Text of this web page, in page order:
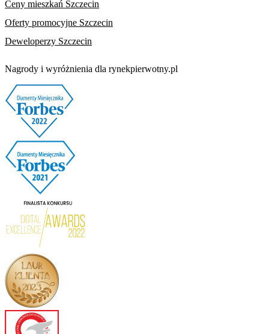
Ceny mieszkań Szczecin
Oferty promocyjne Szczecin
Deweloperzy Szczecin
Nagrody i wyróżnienia dla rynekpierwotny.pl